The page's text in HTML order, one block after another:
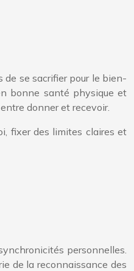
de se sacrifier pour le bien-
bonne santé physique et
donner et recevoir.
fixer des limites claires et
personnelles.
de la reconnaissance des